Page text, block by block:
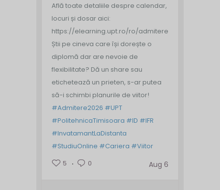
Află toate detaliile despre calendar,
locuri și dosar aici:
https://elearning.upt.ro/ro/admitere/
Știi pe cineva care își dorește o
diplomă dar are nevoie de
flexibilitate? Dă un share sau
etichetează un prieten, s-ar putea
să-i schimbi planurile de viitor!
#Admitere2026 #UPT
#PolitehnicaTimisoara #ID #IFR
#InvatamantLaDistanta
#StudiuOnline #Cariera #Viitor
5
0 Aug 6